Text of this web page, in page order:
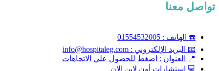
تواصل معنا
☎️ الهاتف : 01554532005
📧 البريد الإلكتروني : info@hospitaleg.com
📍 العنوان : اضغط للحصول علي الاتجاهات
💻 استشارات أون لاين الان